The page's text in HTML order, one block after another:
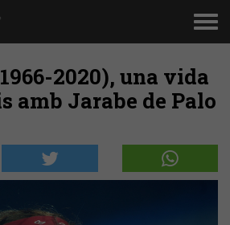
2020), una vida
amb Jarabe de Palo